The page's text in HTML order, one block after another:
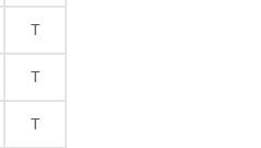
T
T
T